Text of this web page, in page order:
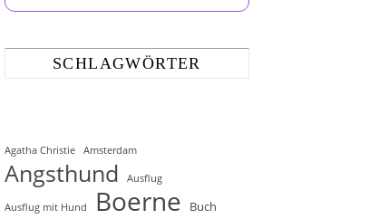
SCHLAGWÖRTER
Agatha Christie Amsterdam
Angsthund Ausflug
Ausflug mit Hund Boerne
Buch